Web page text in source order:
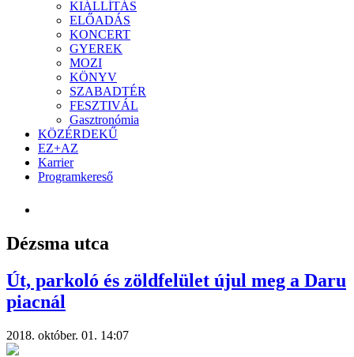
KIÁLLÍTÁS
ELŐADÁS
KONCERT
GYEREK
MOZI
KÖNYV
SZABADTÉR
FESZTIVÁL
Gasztronómia
KÖZÉRDEKŰ
EZ+AZ
Karrier
Programkereső
Dézsma utca
Út, parkoló és zöldfelület újul meg a Daru
piacnál
2018. október. 01. 14:07